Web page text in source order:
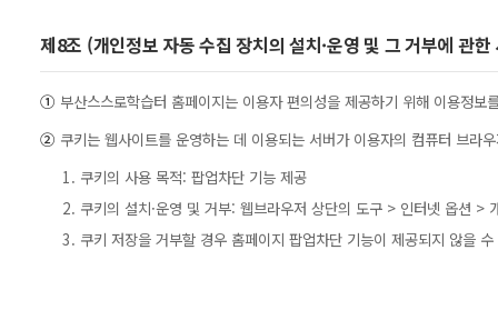
제8조 (개인정보 자동 수집 장치의 설치·운영 및 그 거부에 관한
① 부산스스로학습터 홈페이지는 이용자 편의성을 제공하기 위해 이용정
② 쿠키는 웹사이트를 운영하는 데 이용되는 서버가 이용자의 컴퓨터 브라
1. 쿠키의 사용 목적: 팝업차단 기능 제공
2. 쿠키의 설치·운영 및 거부: 웹브라우저 상단의 도구 > 인터넷 옵션 >
3. 쿠키 저장을 거부할 경우 홈페이지 팝업차단 기능이 제공되지 않을